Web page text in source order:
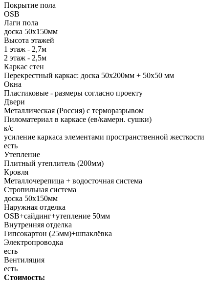
Покрытие пола
ОSB
Лаги пола
доска 50х150мм
Высота этажей
1 этаж - 2,7м
2 этаж - 2,5м
Каркас стен
Перекрестный каркас: доска 50х200мм + 50х50 мм
Окна
Пластиковые - размеры согласно проекту
Двери
Металлическая (Россия) с терморазрывом
Пиломатериал в каркасе (ев/камерн. сушки)
к/с
усиление каркаса элементами пространственной жесткости
есть
Утепление
Плитный утеплитель (200мм)
Кровля
Металлочерепица + водосточная система
Стропильная система
доска 50х150мм
Наружная отделка
OSB+cайдинг+утепление 50мм
Внутренняя отделка
Гипсокартон (25мм)+шпаклёвка
Электропроводка
есть
Вентиляция
есть
Стоимость: